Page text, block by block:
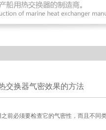
交换器气密效果的方法
必须要检查它的气密性，而且不同